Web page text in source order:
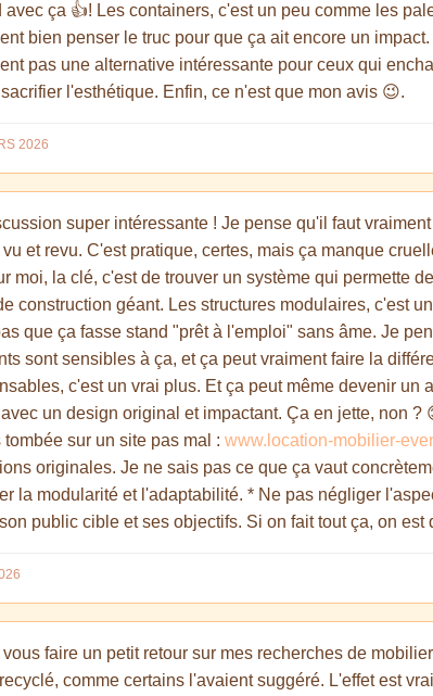
avec ça 👍! Les containers, c'est un peu comme les
bien penser le truc pour que ça ait encore un
pas une alternative intéressante pour ceux qui
l'esthétique. Enfin, ce n'est que mon avis 😉.
2026
super intéressante ! Je pense qu'il faut
vu et revu. C'est pratique, certes, mais ça manque
moi, la clé, c'est de trouver un système qui permette
construction géant. Les structures modulaires, c'est
que ça fasse stand "prêt à l'emploi" sans âme. Je
sont sensibles à ça, et ça peut vraiment faire la
c'est un vrai plus. Et ça peut même devenir
un design original et impactant. Ça en jette, non
sur un site pas mal : www.location-mobilier-
originales. Je ne sais pas ce que ça vaut
la modularité et l'adaptabilité. * Ne pas négliger
public cible et ses objectifs. Si on fait tout ça, on est
faire un petit retour sur mes recherches de
comme certains l'avaient suggéré. L'effet est